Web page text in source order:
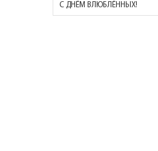
С ДНЁМ ВЛЮБЛЁННЫХ!